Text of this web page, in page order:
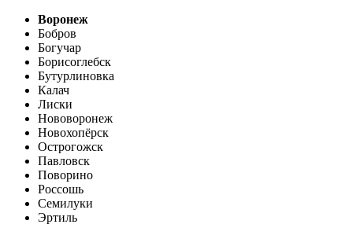
Воронеж
Бобров
Богучар
Борисоглебск
Бутурлиновка
Калач
Лиски
Нововоронеж
Новохопёрск
Острогожск
Павловск
Поворино
Россошь
Семилуки
Эртиль